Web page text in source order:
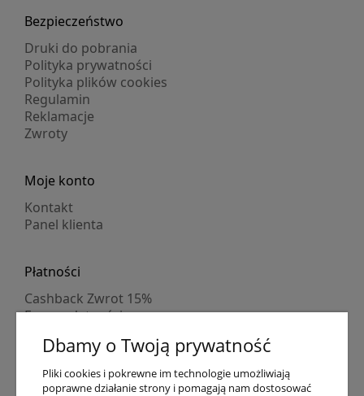
Bezpieczeństwo
Druki do pobrania
Polityka prywatności
Polityka plików cookies
Regulamin
Reklamacje
Zwroty
Moje konto
Kontakt
Panel klienta
Płatności
Cashback Zwrot 15%
Formy płatności
Numer konta
PayPo kupujesz, nie płacisz
Progi rabatowe
Dbamy o Twoją prywatność
Pliki cookies i pokrewne im technologie umożliwiają
poprawne działanie strony i pomagają nam dostosować